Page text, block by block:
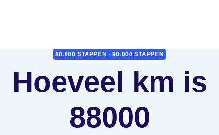
80.000 STAPPEN - 90.000 STAPPEN
Hoeveel km is
88000